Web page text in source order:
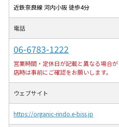
近鉄奈良線 河内小阪 徒歩4分
電話
06-6783-1222
営業時間・定休日が記載と異なる場合
店時は事前にご確認をお願いします。
ウェブサイト
https://organic-rindo.e-biss.jp